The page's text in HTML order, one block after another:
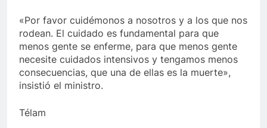
«Por favor cuidémonos a nosotros y a los que nos
rodean. El cuidado es fundamental para que
menos gente se enferme, para que menos gente
necesite cuidados intensivos y tengamos menos
consecuencias, que una de ellas es la muerte»,
insistió el ministro.
Télam